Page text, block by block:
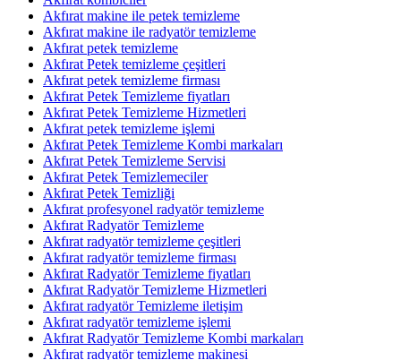
Akfırat makine ile petek temizleme
Akfırat makine ile radyatör temizleme
Akfırat petek temizleme
Akfırat Petek temizleme çeşitleri
Akfırat petek temizleme firması
Akfırat Petek Temizleme fiyatları
Akfırat Petek Temizleme Hizmetleri
Akfırat petek temizleme işlemi
Akfırat Petek Temizleme Kombi markaları
Akfırat Petek Temizleme Servisi
Akfırat Petek Temizlemeciler
Akfırat Petek Temizliği
Akfırat profesyonel radyatör temizleme
Akfırat Radyatör Temizleme
Akfırat radyatör temizleme çeşitleri
Akfırat radyatör temizleme firması
Akfırat Radyatör Temizleme fiyatları
Akfırat Radyatör Temizleme Hizmetleri
Akfırat radyatör Temizleme iletişim
Akfırat radyatör temizleme işlemi
Akfırat Radyatör Temizleme Kombi markaları
Akfırat radyatör temizleme makinesi